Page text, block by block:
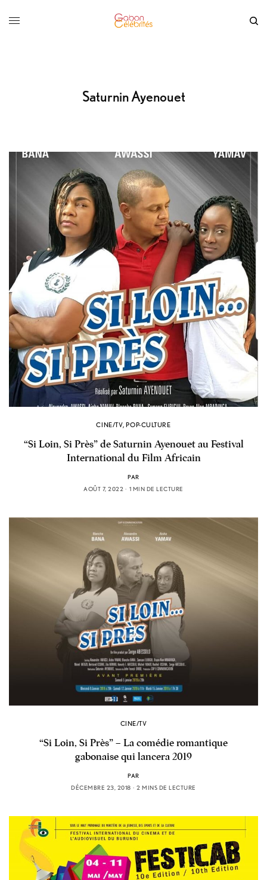
Saturnin Ayenouet
CINE/TV,POP-CULTURE
“Si Loin, Si Près” de Saturnin Ayenouet au Festival
International du Film Africain
PAR
AOÛT 7, 2022
1 MIN DE LECTURE
CINE/TV
“Si Loin, Si Près” – La comédie romantique
gabonaise qui lancera 2019
PAR
DÉCEMBRE 23, 2018
2 MINS DE LECTURE